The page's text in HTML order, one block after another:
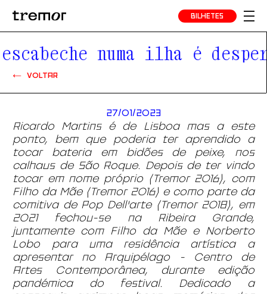
BILHETES
numa ilha é
VOLTAR
27/01/2023
Ricardo Martins é de Lisboa mas a este
ponto, bem que poderia ter aprendido a
tocar bateria em bidões de peixe, nos
calhaus de São Roque. Depois de ter vindo
tocar em nome próprio (Tremor 2016), com
Filho da Mãe (Tremor 2016) e como parte da
comitiva de Pop Dell'arte (Tremor 2018), em
2021 fechou-se na Ribeira Grande,
juntamente com Filho da Mãe e Norberto
Lobo para uma residência artística a
apresentar no Arquipélago - Centro de
Artes Contemporânea, durante edição
pandémica do festival. Dedicado a